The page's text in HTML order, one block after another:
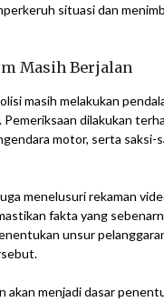
situasi dan
Masih Berjalan
masih melakukan
dilakukan
motor, serta saksi-
menelusuri rekaman
fakta yang
unsur
akan menjadi dasar